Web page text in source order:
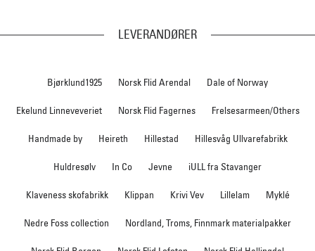
LEVERANDØRER
Bjørklund1925 Norsk Flid Arendal Dale of Norway
Ekelund Linneveveriet Norsk Flid Fagernes Frelsesarmeen/Others
Handmade by Heireth Hillestad Hillesvåg Ullvarefabrikk
Huldresølv In Co Jevne iULL fra Stavanger
Klaveness skofabrikk Klippan Krivi Vev Lillelam Myklé
Nedre Foss collection Nordland, Troms, Finnmark materialpakker